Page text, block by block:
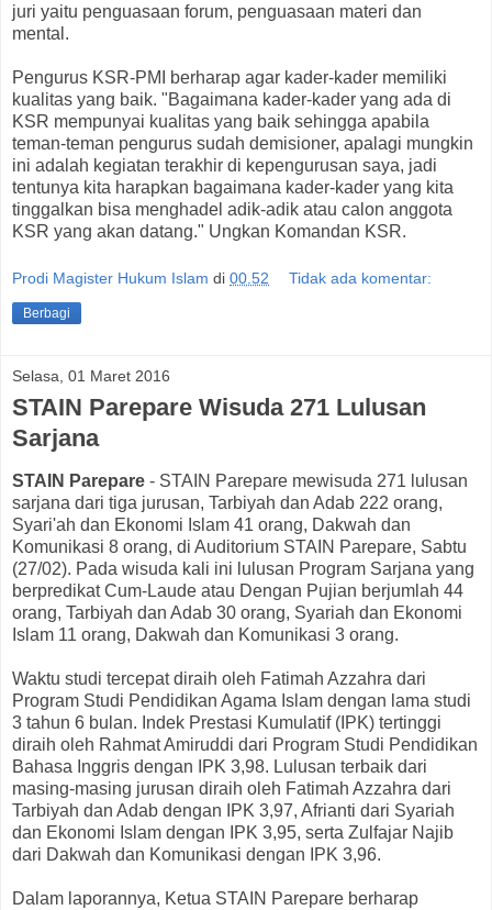
juri yaitu penguasaan forum, penguasaan materi dan
mental.
Pengurus KSR-PMI berharap agar kader-kader memiliki
kualitas yang baik. "Bagaimana kader-kader yang ada di
KSR mempunyai kualitas yang baik sehingga apabila
teman-teman pengurus sudah demisioner, apalagi mungkin
ini adalah kegiatan terakhir di kepengurusan saya, jadi
tentunya kita harapkan bagaimana kader-kader yang kita
tinggalkan bisa menghadel adik-adik atau calon anggota
KSR yang akan datang." Ungkan Komandan KSR.
Prodi Magister Hukum Islam di 00.52 Tidak ada komentar:
Berbagi
Selasa, 01 Maret 2016
STAIN Parepare Wisuda 271 Lulusan
Sarjana
STAIN Parepare - STAIN Parepare mewisuda 271 lulusan
sarjana dari tiga jurusan, Tarbiyah dan Adab 222 orang,
Syari'ah dan Ekonomi Islam 41 orang, Dakwah dan
Komunikasi 8 orang, di Auditorium STAIN Parepare, Sabtu
(27/02). Pada wisuda kali ini lulusan Program Sarjana yang
berpredikat Cum-Laude atau Dengan Pujian berjumlah 44
orang, Tarbiyah dan Adab 30 orang, Syariah dan Ekonomi
Islam 11 orang, Dakwah dan Komunikasi 3 orang.
Waktu studi tercepat diraih oleh Fatimah Azzahra dari
Program Studi Pendidikan Agama Islam dengan lama studi
3 tahun 6 bulan. Indek Prestasi Kumulatif (IPK) tertinggi
diraih oleh Rahmat Amiruddi dari Program Studi Pendidikan
Bahasa Inggris dengan IPK 3,98. Lulusan terbaik dari
masing-masing jurusan diraih oleh Fatimah Azzahra dari
Tarbiyah dan Adab dengan IPK 3,97, Afrianti dari Syariah
dan Ekonomi Islam dengan IPK 3,95, serta Zulfajar Najib
dari Dakwah dan Komunikasi dengan IPK 3,96.
Dalam laporannya, Ketua STAIN Parepare berharap